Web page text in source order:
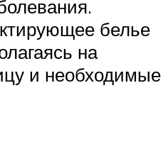
белье
на
и необходимые